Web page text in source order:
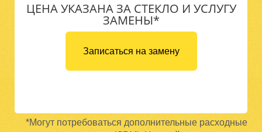
ЦЕНА УКАЗАНА ЗА СТЕКЛО И УСЛУГУ
ЗАМЕНЫ*
Записаться на замену
*Могут потребоваться дополнительные расходные